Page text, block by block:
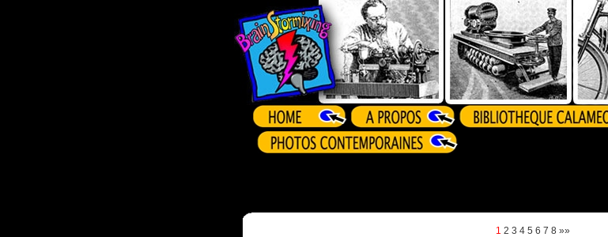
1 2 3 4 5 6 7 8 »»